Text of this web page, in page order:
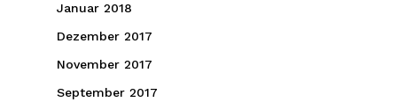
Januar 2018
Dezember 2017
November 2017
September 2017